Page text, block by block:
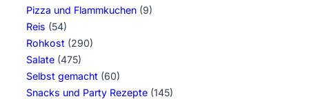
Pizza und Flammkuchen (9)
Reis (54)
Rohkost (290)
Salate (475)
Selbst gemacht (60)
Snacks und Party Rezepte (145)